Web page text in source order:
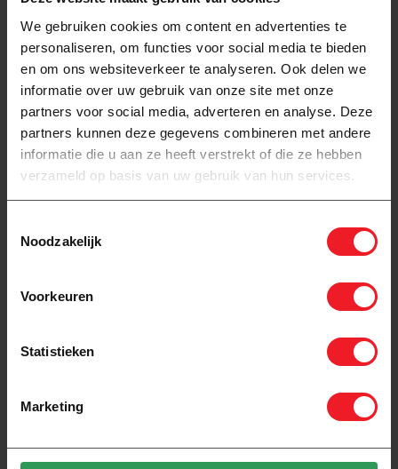
We gebruiken cookies om content en advertenties te
personaliseren, om functies voor social media te bieden
en om ons websiteverkeer te analyseren. Ook delen we
informatie over uw gebruik van onze site met onze
partners voor social media, adverteren en analyse. Deze
partners kunnen deze gegevens combineren met andere
informatie die u aan ze heeft verstrekt of die ze hebben
verzameld op basis van uw gebruik van hun services.
Noodzakelijk
Voorkeuren
Statistieken
Marketing